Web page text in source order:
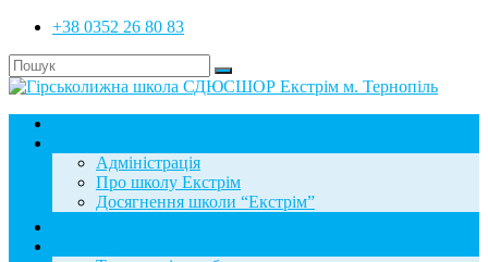
+38 0352 26 80 83
Адміністрація
Про школу Екстрім
Досягнення школи “Екстрім”